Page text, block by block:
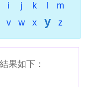
i j k
m
v w x y z
果如下：